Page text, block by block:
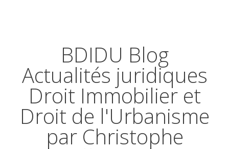
BDIDU Blog
Actualités juridiques
Droit Immobilier et
Droit de l'Urbanisme
par Christophe